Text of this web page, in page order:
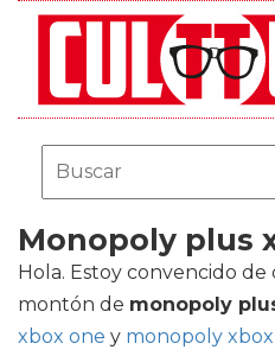
Monopoly plus
Hola. Estoy convencido
montón de monopoly
xbox one y monopoly